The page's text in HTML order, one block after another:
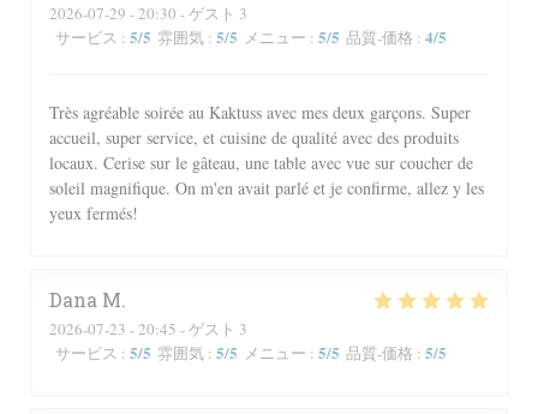
2026-07-29 - 20:30 - ゲスト 3
サービス : 5/5 雰囲気 : 5/5 メニュー : 5/5 品質-価格 : 4/5
Très agréable soirée au Kaktuss avec mes deux garçons. Super
accueil, super service, et cuisine de qualité avec des produits
locaux. Cerise sur le gâteau, une table avec vue sur coucher de
soleil magnifique. On m'en avait parlé et je confirme, allez y les
yeux fermés!
Dana M
2026-07-23 - 20:45 - ゲスト 3
サービス : 5/5 雰囲気 : 5/5 メニュー : 5/5 品質-価格 : 5/5